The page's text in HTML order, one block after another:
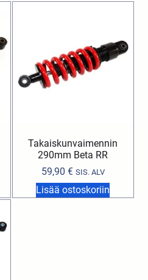
Takaiskunvaimennin
290mm Beta RR
59,90 € SIS. ALV
Lisää ostoskoriin